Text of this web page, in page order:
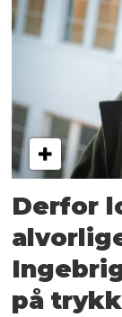
Derfor
på trykk